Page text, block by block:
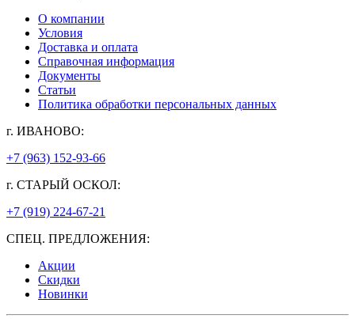
О компании
Условия
Доставка и оплата
Справочная информация
Документы
Статьи
Политика обработки персональных данных
г. ИВАНОВО:
+7 (963) 152-93-66
г. СТАРЫЙ ОСКОЛ:
+7 (919) 224-67-21
СПЕЦ. ПРЕДЛОЖЕНИЯ:
Акции
Скидки
Новинки